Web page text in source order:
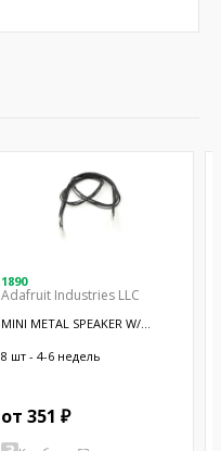
1890
Adafruit Industries LLC
MINI METAL SPEAKER W/
8 шт - 4-6 недель
от 351 ₽